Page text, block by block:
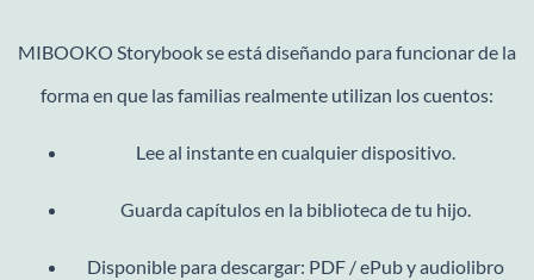
MIBOOKO Storybook se está diseñando para funcionar de la
forma en que las familias realmente utilizan los cuentos:
Lee al instante en cualquier dispositivo.
Guarda capítulos en la biblioteca de tu hijo.
Disponible para descargar: PDF / ePub y audiolibro